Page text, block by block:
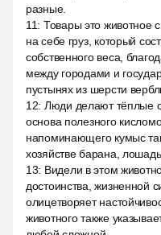
разные.
11: Товары это животное
на себе груз, который
собственного веса,
между городами и
пустынях из шерсти
12: Люди делают тёплые
основа полезного
напоминающего кумыс
хозяйстве барана,
13: Видели в этом
достоинства, жизненной
олицетворяет
животного также